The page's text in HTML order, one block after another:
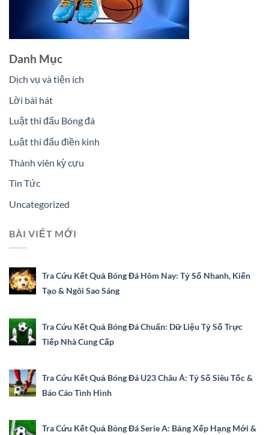
Danh Mục
Dịch vụ và tiện ích
Lời bài hát
Luật thi đấu Bóng đá
Luật thi đấu điền kinh
Thành viên kỳ cựu
Tin Tức
Uncategorized
BÀI VIẾT MỚI
Tra Cứu Kết Quả Bóng Đá Hôm Nay: Tỷ Số Nhanh, Kiến
Tạo & Ngôi Sao Sáng
Tra Cứu Kết Quả Bóng Đá Chuẩn: Dữ Liệu Tỷ Số Trực
Tiếp Nhà Cung Cấp
Tra Cứu Kết Quả Bóng Đá U23 Châu Á: Tỷ Số Siêu Tốc &
Báo Cáo Tình Hình
Tra Cứu Kết Quả Bóng Đá Serie A: Bảng Xếp Hạng Mới &